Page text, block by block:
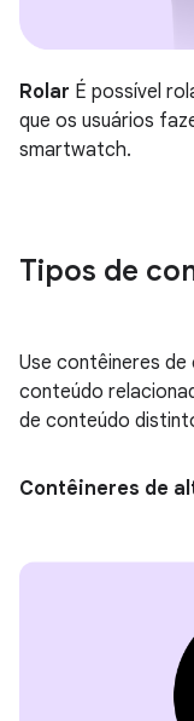
Rolar É possível
que os usuários
smartwatch.
Tipos de
Use contêineres
conteúdo
de conteúdo
Contêineres de